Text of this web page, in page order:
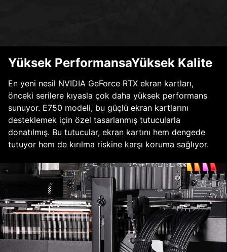
Yüksek PerformansaYüksek Kalite
En yeni nesil NVIDIA GeForce RTX ekran kartları,
önceki serilere kıyasla çok daha yüksek performans
sunuyor. E750 modeli, bu güçlü ekran kartlarını
desteklemek için özel tasarlanmış tutucularla
donatılmış. Bu tutucular, ekran kartını hem dengede
tutuyor hem de kırılma riskine karşı koruma sağlıyor.